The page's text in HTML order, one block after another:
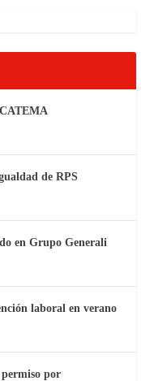
de RPS
en Grupo Generali
laboral en verano
por